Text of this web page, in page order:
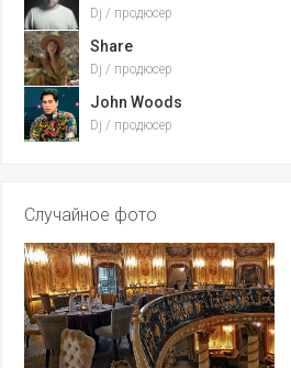
Dj / продюсер
Share
Dj / продюсер
John Woods
Dj / продюсер
Случайное фото